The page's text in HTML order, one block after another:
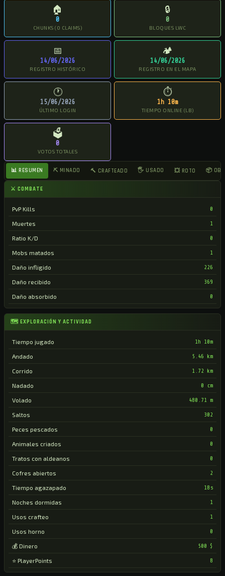
🏠
0
CHUNKS (0 CLAIMS)
🔒
0
BLOQUES LWC
📅
14/06/2026
REGISTRO HISTÓRICO
🏕
14/06/2026
REGISTRO EN EL MAPA
🕐
15/06/2026
ÚLTIMO LOGIN
⏱
1h 10m
TIEMPO ONLINE (LB)
🗳
0
VOTOS TOTALES
📊 RESUMEN ⛏ MINADO 🔨 CRAFTEADO 🖐 USADO 💥 ROTO 📦
⚔ COMBATE
PvP Kills 0
Muertes 1
Ratio K/D 0
Mobs matados 1
Daño infligido 226
Daño recibido 369
Daño absorbido 0
🗺 EXPLORACIÓN Y ACTIVIDAD
Tiempo jugado 1h 10m
Andado 5.46 km
Corrido 1.72 km
Nadado 0 cm
Volado 480.71 m
Saltos 302
Peces pescados 0
Animales criados 0
Tratos con aldeanos 0
Cofres abiertos 2
Tiempo agazapado 18s
Noches dormidas 1
Usos crafteo 1
Usos horno 0
💰 Dinero 500 $
⭐ PlayerPoints 8